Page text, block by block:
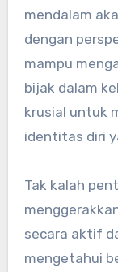
mendalam
dengan
mampu
bijak dalam
krusial untuk
identitas diri
Tak kalah
secara aktif
mengetahui